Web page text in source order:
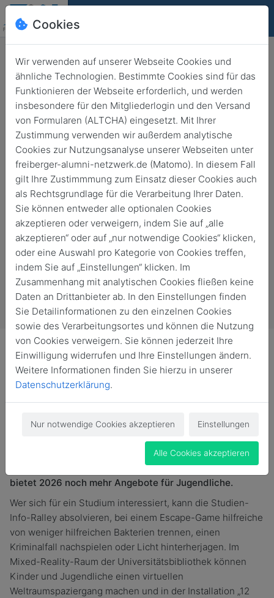
NdWW 2026 mit noch mehr
Angeboten für Jugendliche
Zurück 3. Juni 2026 Universität
Bei der Nacht der Wissenschaft und Wirtschaft (NdWW)
die ganze Familie. Am Standort der Wissenschaft auf
Lampadiusstraße stellt die TU Bergakademie Freiberg in
diesem Jahr Studieninteressierte in den Mittelpunkt und
bietet 2026 noch mehr Angebote für Jugendliche.
Wer sich für ein Studium interessiert, kann die Studien-
Info-Ralley absolvieren, bei einem Escape-Game hilfreiche
von weniger hilfreichen Bakterien trennen, einen
Kriminalfall nachspielen oder Licht hinterherjagen. Im
Mixed-Reality-Raum der Universitätsbibliothek können
Kinder und Jugendliche einen virtuellen
Weltraumspaziergang machen und in der Installation „12
Cookies
Wir verwenden auf unserer Webseite Cookies und
ähnliche Technologien. Bestimmte Cookies sind für das
Funktionieren der Webseite erforderlich, und werden
insbesondere für den Mitgliederlogin und den Versand
von Formularen (ALTCHA) eingesetzt. Mit Ihrer
Zustimmung verwenden wir außerdem analytische
Cookies zur Nutzungsanalyse unserer Webseiten unter
freiberger-alumni-netzwerk.de (Matomo). In diesem Fall
gilt Ihre Zustimmmung zum Einsatz dieser Cookies auch
als Rechtsgrundlage für die Verarbeitung Ihrer Daten.
Sie können entweder alle optionalen Cookies
akzeptieren oder verweigern, indem Sie auf „alle
akzeptieren“ oder auf „nur notwendige Cookies“ klicken,
oder eine Auswahl pro Kategorie von Cookies treffen,
indem Sie auf „Einstellungen“ klicken. Im
Zusammenhang mit analytischen Cookies fließen keine
Daten an Drittanbieter ab. In den Einstellungen finden
Sie Detailinformationen zu den einzelnen Cookies
sowie des Verarbeitungsortes und können die Nutzung
von Cookies verweigern. Sie können jederzeit Ihre
Einwilligung widerrufen und Ihre Einstellungen ändern.
Weitere Informationen finden Sie hierzu in unserer
Datenschutzerklärung.
Nur notwendige Cookies akzeptieren Einstellungen
Alle Cookies akzeptieren